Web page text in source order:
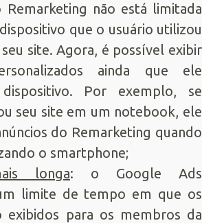
Remarketing não está limitada
que o usuário utilizou
seu site. Agora, é possível exibir
ainda que ele
Por exemplo, se
seu site em um notebook, ele
do Remarketing quando
o smartphone;
longa: o Google Ads
limite de tempo em que os
exibidos para os membros da